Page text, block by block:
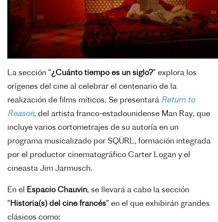
La sección “¿Cuánto tiempo es un siglo?” explora los
orígenes del cine al celebrar el centenario de la
realización de films míticos. Se presentará Return to
Reason, del artista franco-estadounidense Man Ray, que
incluye varios cortometrajes de su autoría en un
programa musicalizado por SQÜRL, formación integrada
por el productor cinematográfico Carter Logan y el
cineasta Jim Jarmusch.
En el Espacio Chauvin, se llevará a cabo la sección
“ Historia(s) del cine francés” en el que exhibirán grandes
clásicos como: